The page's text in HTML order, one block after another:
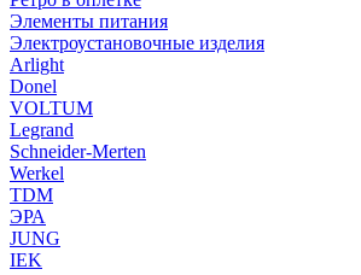
Элементы питания
Электроустановочные изделия
Arlight
Donel
VOLTUM
Legrand
Schneider-Merten
Werkel
TDM
ЭРА
JUNG
IEK